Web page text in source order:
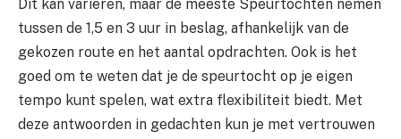
Dit kan variëren, maar de meeste Speurtochten nemen
tussen de 1,5 en 3 uur in beslag, afhankelijk van de
gekozen route en het aantal opdrachten. Ook is het
goed om te weten dat je de speurtocht op je eigen
tempo kunt spelen, wat extra flexibiliteit biedt. Met
deze antwoorden in gedachten kun je met vertrouwen